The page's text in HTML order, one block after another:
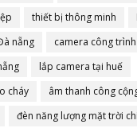
thiết bị thông minh
nẵng
camera công trình
lắp camera tại huế
cháy
âm thanh công
đèn năng lượng mặt trời